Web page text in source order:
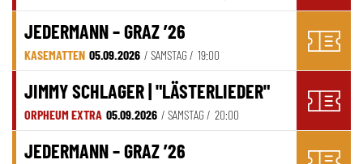
JEDERMANN – GRAZ ’26
KASEMATTEN 05.09.2026 / SAMSTAG / 19:00
JIMMY SCHLAGER | "LÄSTERLIEDER"
ORPHEUM EXTRA 05.09.2026 / SAMSTAG / 20:00
JEDERMANN – GRAZ ’26